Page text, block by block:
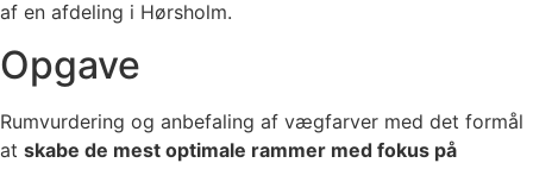
af en afdeling i Hørsholm.
Opgave
Rumvurdering og anbefaling af vægfarver med det formål
at skabe de mest optimale rammer med fokus på